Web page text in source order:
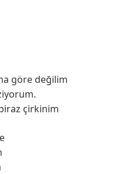
göre değilim
çirkinim